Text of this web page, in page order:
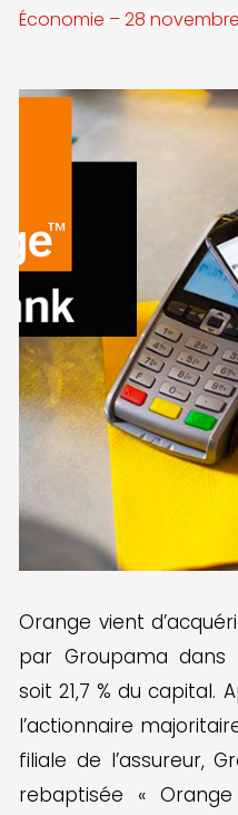
Économie – 28 novembre
Orange vient
par Groupama dans
soit 21,7 % du capital.
l’actionnaire
filiale de l’assureur,
rebaptisée «